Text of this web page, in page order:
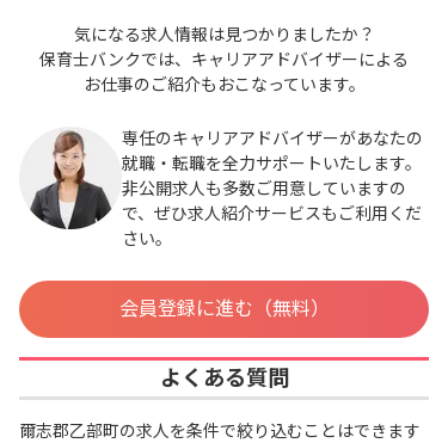
気になる求人情報は見つかりましたか？
保育士バンクでは、キャリアアドバイザーによる
お仕事のご紹介もおこなっています。
専任のキャリアアドバイザーがあなたの
就職・転職を全力サポートいたします。
非公開求人も多数ご用意していますの
で、ぜひ求人紹介サービスもご利用くだ
さい。
会員登録に進む（無料）
よくある質問
爾志郡乙部町の求人を条件で絞り込むことはできます